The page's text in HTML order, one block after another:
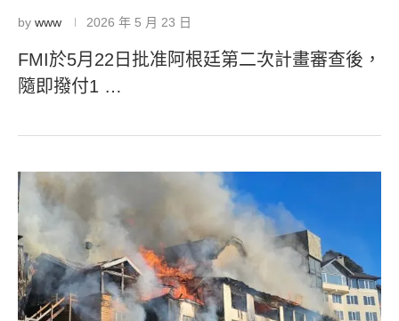
by www 2026 年 5 月 23 日
FMI於5月22日批准阿根廷第二次計畫審查後，
隨即撥付1 …